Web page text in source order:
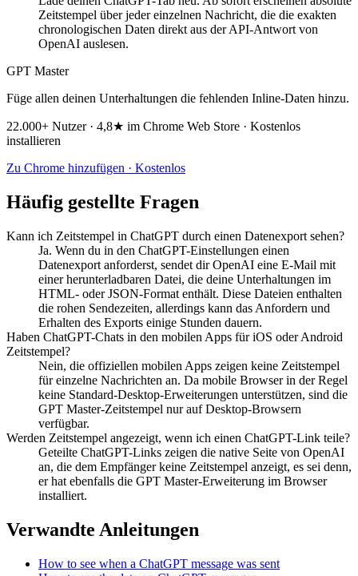
Zeitstempel über jeder einzelnen Nachricht, die die exakten
chronologischen Daten direkt aus der API-Antwort von
OpenAI auslesen.
GPT Master
Füge allen deinen Unterhaltungen die fehlenden Inline-Daten hinzu.
22.000+ Nutzer · 4,8★ im Chrome Web Store · Kostenlos
installieren
Zu Chrome hinzufügen · Kostenlos
Häufig gestellte Fragen
Kann ich Zeitstempel in ChatGPT durch einen Datenexport sehen?
Ja. Wenn du in den ChatGPT-Einstellungen einen
Datenexport anforderst, sendet dir OpenAI eine E-Mail mit
einer herunterladbaren Datei, die deine Unterhaltungen im
HTML- oder JSON-Format enthält. Diese Dateien enthalten
die rohen Sendezeiten, allerdings kann das Anfordern und
Erhalten des Exports einige Stunden dauern.
Haben ChatGPT-Chats in den mobilen Apps für iOS oder Android
Zeitstempel?
Nein, die offiziellen mobilen Apps zeigen keine Zeitstempel
für einzelne Nachrichten an. Da mobile Browser in der Regel
keine Standard-Desktop-Erweiterungen unterstützen, sind die
GPT Master-Zeitstempel nur auf Desktop-Browsern
verfügbar.
Werden Zeitstempel angezeigt, wenn ich einen ChatGPT-Link teile?
Geteilte ChatGPT-Links zeigen die native Seite von OpenAI
an, die dem Empfänger keine Zeitstempel anzeigt, es sei denn,
er hat ebenfalls die GPT Master-Erweiterung im Browser
installiert.
Verwandte Anleitungen
How to see when a ChatGPT message was sent